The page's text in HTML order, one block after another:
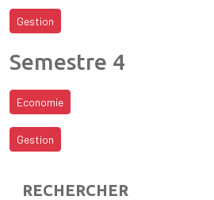
Gestion
Semestre 4
Economie
Gestion
RECHERCHER